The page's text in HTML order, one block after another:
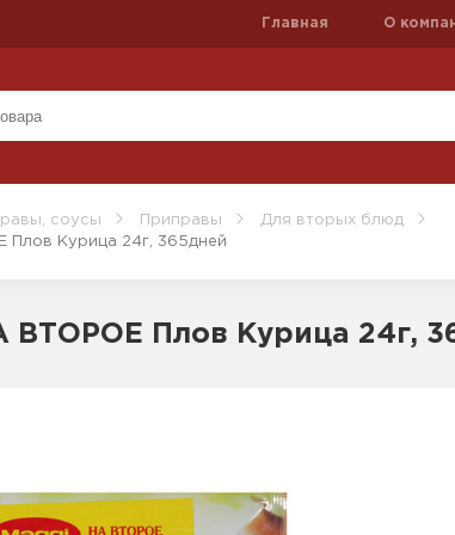
Главная О
соусы Приправы
Для вторых блюд
Курица 24г, 365дней
ВТОРОЕ Плов Курица 24г,